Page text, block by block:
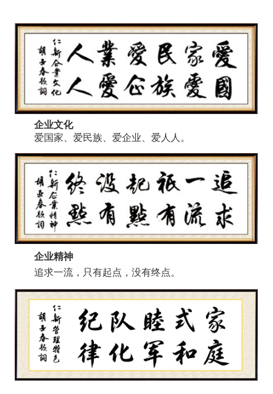
企业文化
爱国家、爱民族、爱企业、爱人人。
企业精神
追求一流，只有起点，没有终点。